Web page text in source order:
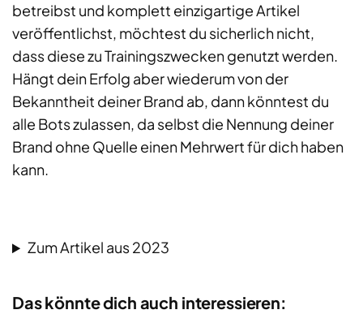
betreibst und komplett einzigartige Artikel
veröffentlichst, möchtest du sicherlich nicht,
dass diese zu Trainingszwecken genutzt werden.
Hängt dein Erfolg aber wiederum von der
Bekanntheit deiner Brand ab, dann könntest du
alle Bots zulassen, da selbst die Nennung deiner
Brand ohne Quelle einen Mehrwert für dich haben
kann.
Zum Artikel aus 2023
Das könnte dich auch interessieren: